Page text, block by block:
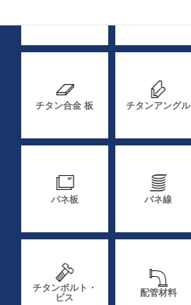
チタン合金 板 チタンアングル
バネ板 バネ線
チタンボルト・
ビス
配管材料